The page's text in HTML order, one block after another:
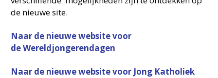
de nieuwe site.
Naar de nieuwe website voor
de Wereldjongerendagen
Naar de nieuwe website voor Jong Katholiek